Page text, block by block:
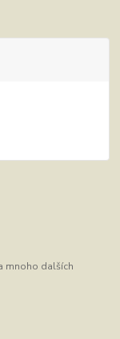
mnoho dalších